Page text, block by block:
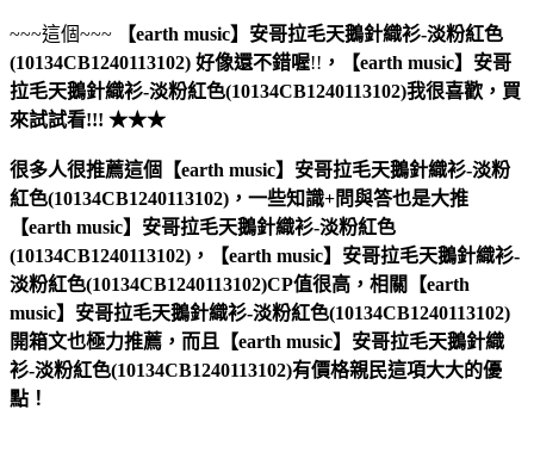
~~~這個~~~
【earth music】安哥拉毛天鵝針織衫-淡粉紅色
(10134CB1240113102) 好像還不錯喔!! ，
【earth music】安哥
拉毛天鵝針織衫-淡粉紅色(10134CB1240113102)我很喜歡，買
來試試看!!! ★★★
很多人很推薦這個【earth music】安哥拉毛天鵝針織衫-淡粉
紅色(10134CB1240113102)，一些知識+問與答也是大推
【earth music】安哥拉毛天鵝針織衫-淡粉紅色
(10134CB1240113102)，【earth music】安哥拉毛天鵝針織衫-
淡粉紅色(10134CB1240113102)CP值很高，相關【earth
music】安哥拉毛天鵝針織衫-淡粉紅色(10134CB1240113102)
開箱文也極力推薦，而且【earth music】安哥拉毛天鵝針織
衫-淡粉紅色(10134CB1240113102)有價格親民這項大大的優
點！